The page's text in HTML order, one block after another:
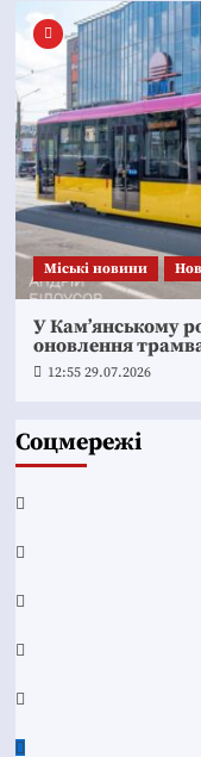
Mіські новини
У Кам’янському
оновлення
12:55 29.07.2026
Соцмережі
Facebook
YouTube
Telegram
Instagram
Twitter
Google